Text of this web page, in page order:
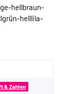
hellbraun-
helllila-
& Zahlen